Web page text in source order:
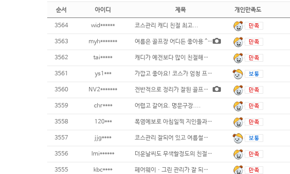
순서 아이디 제목 개인만족도
3564 wid****** 코스관리 캐디 친절 최고...
3563 myh******* 여름은 골프장 어디든 좋아용 ^^ 작년 겨울
3562 tai***** 캐디가 예전보다 많이 친절해졌고 코스관리가
3561 ys1*** 가깝고 좋아요! 코스가 엄청 프라이빗하고 앞
3560 NV2******* 전반적으로 정리가 잘된 골프장...
3559 chr**** 어렵고 갈어요. 명문구장....
3558 120*** 폭염예보로 아침일찍 지인들과 즐거운 라운딩
3557 jjg**** 코스관리 잘되어 있고 여름철인데도 그늘이 많
3556 lmi****** 더운날씨도 무색할정도의 친절과 페어웨이였어
3555 kbc**** 페어웨이ㆍ그린 관리가 잘 되어있으며 캐디분